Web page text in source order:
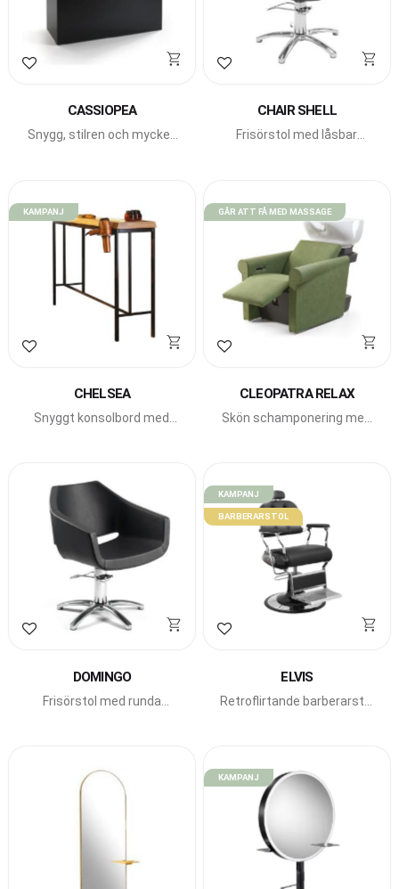
Lägg till i favoriter
CASSIOPEA
Snygg, stilren och mycket
Lägg till i favoriter
CHAIR SHELL
Frisörstol med låsbar
Lägg till i favoriter
CHELSEA
Snyggt konsolbord med
KAMPANJ
Lägg till i favoriter
CLEOPATRA RELAX
Skön schamponering med
GÅR ATT FÅ MED MASSAGE
Lägg till i favoriter
DOMINGO
Frisörstol med runda
Lägg till i favoriter
ELVIS
Retroflirtande barberarstol
KAMPANJ
BARBERARSTOL
KAMPANJ